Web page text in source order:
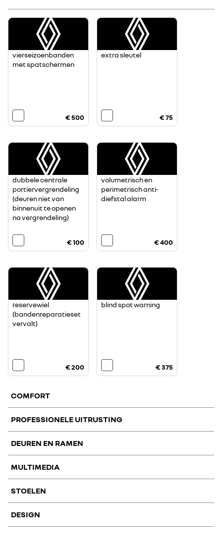
vierseizoenbanden
met spatschermen
€ 500
extra sleutel
€ 75
dubbele centrale
portiervergrendeling
(deuren niet van
binnenuit te openen
na vergrendeling)
€ 100
volumetrisch en
perimetrisch anti-
diefstal alarm
€ 400
reservewiel
(bandenreparatieset
vervalt)
€ 200
blind spot warning
€ 375
COMFORT
mechanisch geveerde
comfortstoel voor de
passagier
mechanisch geveerde
PROFESSIONELE UITRUSTING
trekhaak en op- en
houten laadvloer en
de laadruimte
DEUREN EN RAMEN
schuiframen links en
achterpassagiers
achterdeuren 270
binnenspiegel
MULTIMEDIA
openR link
draadloze oplader
STOELEN
DESIGN